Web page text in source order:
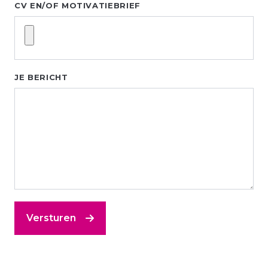
CV EN/OF MOTIVATIEBRIEF
JE BERICHT
Versturen